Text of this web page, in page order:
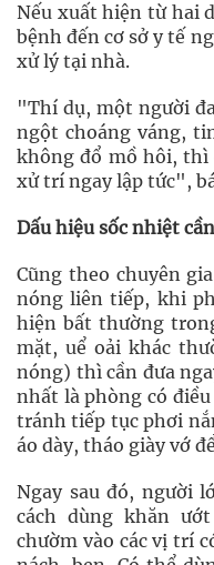
Nếu xuất hiện từ hai
bệnh đến cơ sở y tế
xử lý tại nhà.
"Thí dụ, một người
ngột choáng váng,
không đổ mồ hôi, thì
xử trí ngay lập tức",
Dấu hiệu sốc nhiệt
Cũng theo chuyên
nóng liên tiếp, khi
hiện bất thường
mặt, uể oải khác
nóng) thì cần đưa
nhất là phòng có
tránh tiếp tục phơi
áo dày, tháo giày vớ
Ngay sau đó, người
cách dùng khăn
chườm vào các vị trí